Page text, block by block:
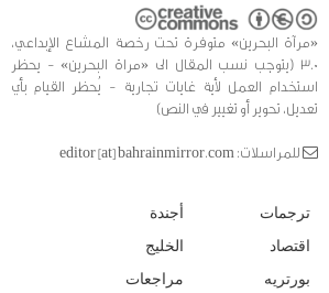
«مرآة البحرين» متوفرة تحت رخصة المشاع الإبداعي،
3.0 (يتوجب نسب المقال الى «مراة البحرين» - يحظر
استخدام العمل لأية غايات تجارية - يُحظر القيام بأي
تعديل، تحوير أو تغيير في النص)
للمراسلات: editor [at] bahrainmirror.com
ترجمات
اقتصاد
بورتريه
أجندة
الخليج
مراجعات